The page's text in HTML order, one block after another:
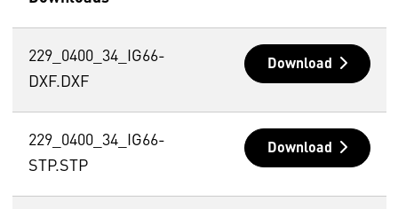
229_0400_34_IG66-
DXF.DXF
Download
229_0400_34_IG66-
STP.STP
Download